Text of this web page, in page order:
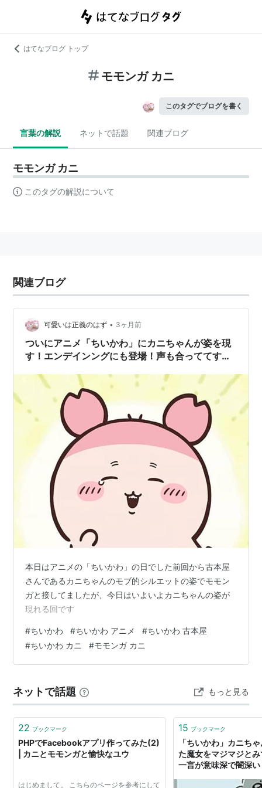
はてなブログ トップ
モモンガ カニ
このタグでブログを書く
言葉の解説 ネットで話題 関連ブログ
モモンガ カニ
このタグの解説について
関連ブログ
可愛いは正義のはず • 3ヶ月前
ついにアニメ「ちいかわ」にカニちゃんが姿を現
す！エンデインングにも登場！声も合っててすご
本日はアニメの「ちいかわ」の日でした前回から古本屋
さんであるカニちゃんのモブ的シルエットの姿でモモン
ガと接してましたが、今日はいよいよカニちゃんの姿が
現れる回です
#ちいかわ #ちいかわ アニメ #ちいかわ 古本屋
#ちいかわ カニ #モモンガ カニ
ネットで話題 もっと見る
22 ブックマーク
PHPでFacebookアプリ作ってみた(2)
| カニとモモンガと愉快なユウ
はじめまして。 こちらのページを参考にして
15 ブックマーク
「ちいかわ」カニち
た魔女をマジマジと
一言が意味深で闇深い